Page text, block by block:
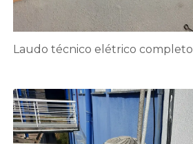
Laudo técnico elétrico completo